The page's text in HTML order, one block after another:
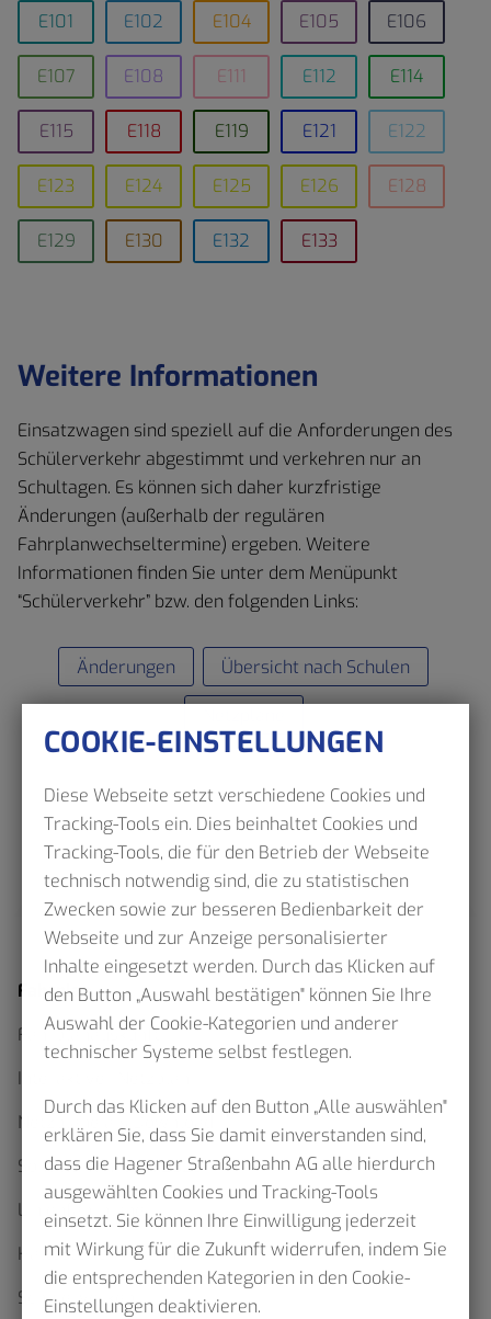
E101 E102 E104 E105 E106
E107 E108 E111 E112 E114
E115 E118 E119 E121 E122
E123 E124 E125 E126 E128
E129 E130 E132 E133
Weitere Informationen
Einsatzwagen sind speziell auf die Anforderungen des
Schülerverkehr abgestimmt und verkehren nur an
Schultagen. Es können sich daher kurzfristige
Änderungen (außerhalb der regulären
Fahrplanwechseltermine) ergeben. Weitere
Informationen finden Sie unter dem Menüpunkt
“Schülerverkehr” bzw. den folgenden Links:
Änderungen Übersicht nach Schulen
Fahrplan
Fahrplanauskunft
Interaktiver Netzplan
Netzpläne als Download
Sommerfahrplan 2026
Linienfahrpläne
Haltestellenskizzen
Schülerverkehr
COOKIE-EINSTELLUNGEN
Diese Webseite setzt verschiedene Cookies und
Tracking-Tools ein. Dies beinhaltet Cookies und
Tracking-Tools, die für den Betrieb der Webseite
technisch notwendig sind, die zu statistischen
Zwecken sowie zur besseren Bedienbarkeit der
Webseite und zur Anzeige personalisierter
Inhalte eingesetzt werden. Durch das Klicken auf
den Button „Auswahl bestätigen" können Sie Ihre
Auswahl der Cookie-Kategorien und anderer
technischer Systeme selbst festlegen.
Durch das Klicken auf den Button „Alle auswählen"
erklären Sie, dass Sie damit einverstanden sind,
dass die Hagener Straßenbahn AG alle hierdurch
ausgewählten Cookies und Tracking-Tools
einsetzt. Sie können Ihre Einwilligung jederzeit
mit Wirkung für die Zukunft widerrufen, indem Sie
die entsprechenden Kategorien in den Cookie-
Einstellungen deaktivieren.